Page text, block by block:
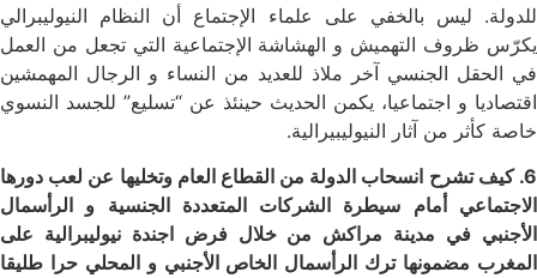
للدولة. ليس بالخفي على علماء الإجتماع أن النظام النيوليبرالي
يكرّس ظروف التهميش و الهشاشة الإجتماعية التي تجعل من العمل
في الحقل الجنسي آخر ملاذ للعديد من النساء و الرجال المهمشين
اقتصاديا و اجتماعيا، يكمن الحديث حينئذ عن “تسليع” للجسد النسوي
خاصة كأثر من آثار النيوليبيرالية.
6. كيف تشرح انسحاب الدولة من القطاع العام وتخليها عن لعب دورها
الاجتماعي أمام سيطرة الشركات المتعددة الجنسية و الرأسمال
الأجنبي في مدينة مراكش من خلال فرض اجندة نيوليبرالية على
المغرب مضمونها ترك الرأسمال الخاص الأجنبي و المحلي حرا طليقا